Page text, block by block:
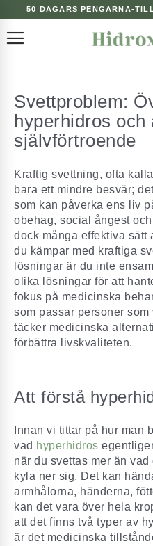
50 DAGARS PENGARNA-
Svettproblem:
hyperhidros och
självförtroende
Kraftig svettning, ofta
bara ett mindre besvär;
som kan påverka ens liv
obehag, social ångest
dock många effektiva sätt
du kämpar med kraftiga
lösningar är du inte
olika lösningar för att
fokus på medicinska
som passar personer
täcker medicinska
förbättra livskvaliteten.
Att förstå
Innan vi tittar på hur man
vad hyperhidros
när du svettas mer än
kyla ner sig. Det kan
armhålorna, händerna,
kan det vara över hela
att det finns två typer av
är det medicinska